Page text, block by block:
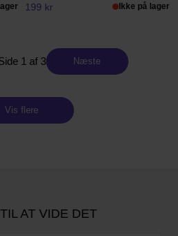
199 kr Ikke på lager
1 af 3 Næste
Vis flere
AT VIDE DET